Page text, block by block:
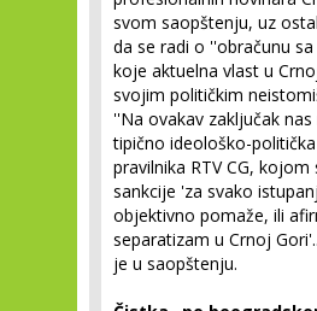
svom saopštenju, uz
da se radi o ''obračunu
koje aktuelna vlast u
svojim političkim
''Na ovakav zaključak
tipično ideološko-
pravilnika RTV CG, kojom
sankcije 'za svako
objektivno pomaže, ili
separatizam u Crnoj
je u saopštenju.